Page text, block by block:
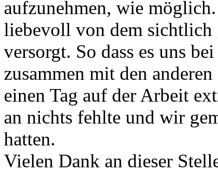
aufzunehmen, wie
liebevoll von dem
versorgt. So dass es uns
zusammen mit den
einen Tag auf der Arbeit
an nichts fehlte und wir
hatten.
Vielen Dank an dieser